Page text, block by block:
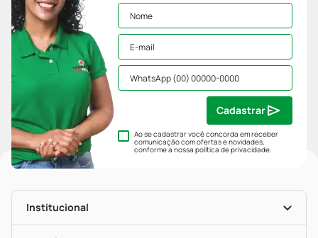
Ao se cadastrar você concorda em receber
comunicação com ofertas e novidades,
conforme a nossapolítica de privacidade.
Cadastrar
Institucional